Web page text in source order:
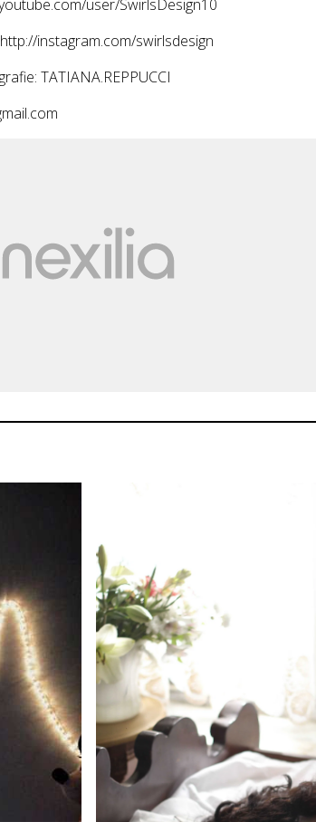
user/SwirlsDesign10
instagram.com/swirlsdesign
TATIANA.REPPUCCI